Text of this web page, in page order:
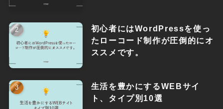
初心者にはWordPressを使っ
たローコード制作が圧倒的にオ
ススメです。
生活を豊かにするWEBサイ
ト、タイプ別10選